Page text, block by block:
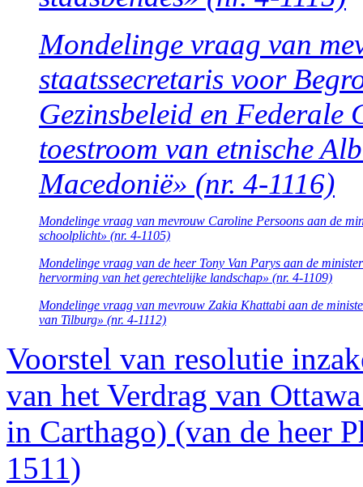
Mondelinge vraag van
staatssecretaris voor
Gezinsbeleid en Federale
toestroom van etnische
Macedonië» (nr. 4-1116)
Mondelinge vraag van mevrouw Caroline Persoons aan de
schoolplicht» (nr. 4-1105)
Mondelinge vraag van de heer Tony Van Parys aan de
hervorming van het gerechtelijke landschap» (nr. 4-1109)
Mondelinge vraag van mevrouw Zakia Khattabi aan de
van Tilburg» (nr. 4-1112)
Voorstel van resolutie
van het Verdrag van
in Carthago) (van de heer
1511)